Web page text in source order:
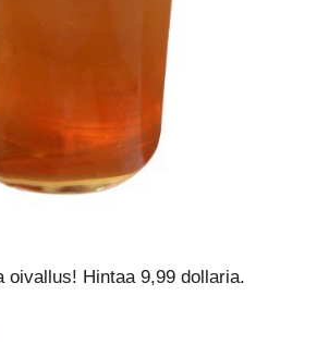
oivallus! Hintaa 9,99 dollaria.